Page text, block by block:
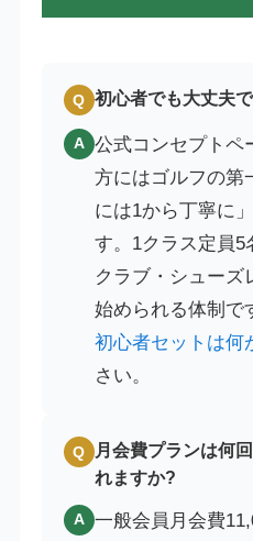
Q 初心者でも大丈夫
A 公式コンセプトペ
方にはゴルフの第
には1から丁寧に
す。1クラス定員5
クラブ・シューズ
始められる体制で
初心者セットは何
さい。
Q 月会費プランは何
れますか?
A 一般会員月会費